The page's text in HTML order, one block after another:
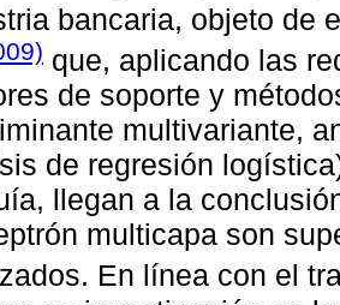
bancaria, objeto de
que, aplicando las
de soporte y
multivariante,
de regresión
llegan a la
multicapa son
En línea con el